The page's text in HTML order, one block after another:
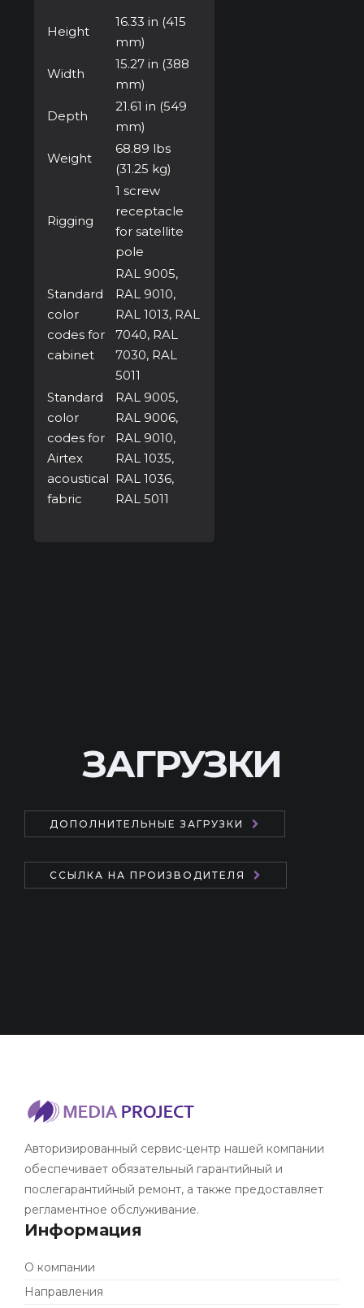
Height
16.33 in (415
mm)
Width
15.27 in (388
mm)
Depth
21.61 in (549
mm)
Weight
68.89 lbs
(31.25 kg)
Rigging
1 screw
receptacle
for satellite
pole
Standard
color
codes for
cabinet
RAL 9005,
RAL 9010,
RAL 1013, RAL
7040, RAL
7030, RAL
5011
Standard
color
codes for
Airtex
acoustical
fabric
RAL 9005,
RAL 9006,
RAL 9010,
RAL 1035,
RAL 1036,
RAL 5011
ЗАГРУЗКИ
ДОПОЛНИТЕЛЬНЫЕ ЗАГРУЗКИ
ССЫЛКА НА ПРОИЗВОДИТЕЛЯ
Авторизированный сервис-центр нашей компании
обеспечивает обязательный гарантийный и
послегарантийный ремонт, а также предоставляет
регламентное обслуживание.
Информация
О компании
Направления